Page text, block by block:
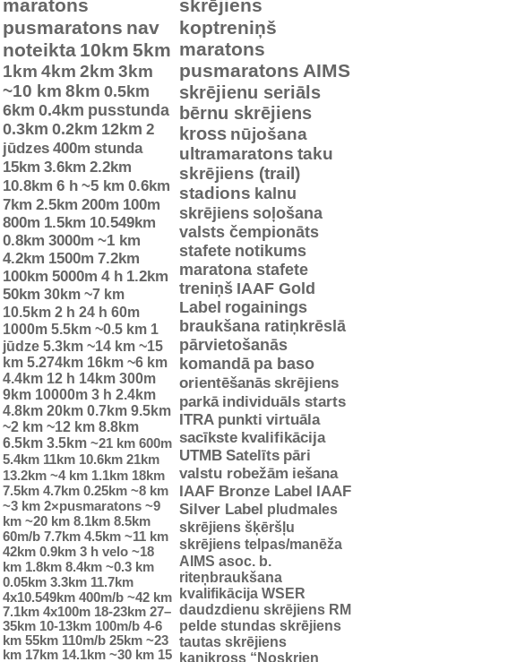
maratons
pusmaratons nav
noteikta 10km 5km
1km 4km 2km 3km
~10 km 8km 0.5km
6km 0.4km pusstunda
0.3km 0.2km 12km 2
jūdzes 400m stunda
15km 3.6km 2.2km
10.8km 6 h ~5 km 0.6km
7km 2.5km 200m 100m
800m 1.5km 10.549km
0.8km 3000m ~1 km
4.2km 1500m 7.2km
100km 5000m 4 h 1.2km
50km 30km ~7 km
10.5km 2 h 24 h 60m
1000m 5.5km ~0.5 km 1
jūdze 5.3km ~14 km ~15
km 5.274km 16km ~6 km
4.4km 12 h 14km 300m
9km 10000m 3 h 2.4km
4.8km 20km 0.7km 9.5km
~2 km ~12 km 8.8km
6.5km 3.5km ~21 km 600m
5.4km 11km 10.6km 21km
13.2km ~4 km 1.1km 18km
7.5km 4.7km 0.25km ~8 km
~3 km 2×pusmaratons ~9
km ~20 km 8.1km 8.5km
60m/b 7.7km 4.5km ~11 km
42km 0.9km 3 h velo ~18
km 1.8km 8.4km ~0.3 km
0.05km 3.3km 11.7km
4x10.549km 400m/b ~42 km
7.1km 4x100m 18-23km 27–
35km 10-13km 100m/b 4-6
km 55km 110m/b 25km ~23
km 17km 14.1km ~30 km 15
skrējiens
koptreniņš
maratons
pusmaratons AIMS
skrējienu seriāls
bērnu skrējiens
kross nūjošana
ultramaratons taku
skrējiens (trail)
stadions kalnu
skrējiens soļošana
valsts čempionāts
stafete notikums
maratona stafete
treniņš IAAF Gold
Label rogainings
braukšana ratiņkrēslā
pārvietošanās
komandā pa baso
orientēšanās skrējiens
parkā individuāls starts
ITRA punkti virtuāla
sacīkste kvalifikācija
UTMB Satelīts pāri
valstu robežām iešana
IAAF Bronze Label IAAF
Silver Label pludmales
skrējiens šķēršļu
skrējiens telpas/manēža
AIMS asoc. b.
riteņbraukšana
kvalifikācija WSER
daudzdienu skrējiens RM
pelde stundas skrējiens
tautas skrējiens
kanikross “Noskrien